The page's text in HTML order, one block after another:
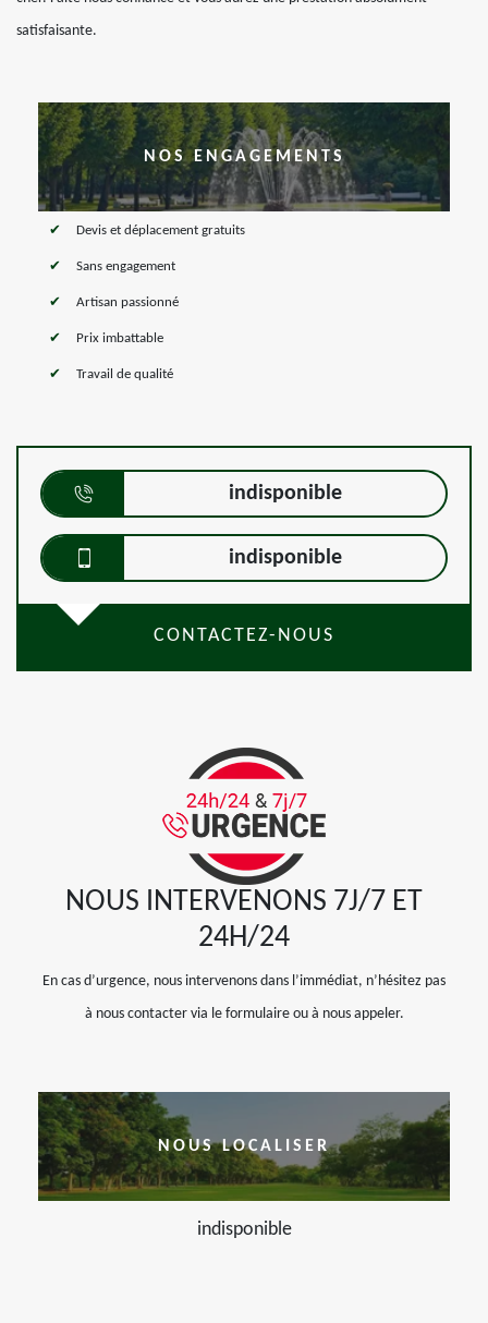
satisfaisante.
NOS ENGAGEMENTS
Devis et déplacement gratuits
Sans engagement
Artisan passionné
Prix imbattable
Travail de qualité
indisponible
indisponible
CONTACTEZ-NOUS
NOUS INTERVENONS 7J/7 ET
24H/24
En cas d’urgence, nous intervenons dans l’immédiat, n’hésitez pas
à nous contacter via le formulaire ou à nous appeler.
NOUS LOCALISER
indisponible